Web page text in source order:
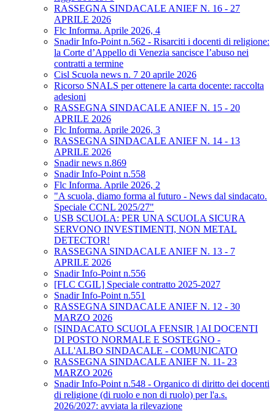
RASSEGNA SINDACALE ANIEF N. 16 - 27
APRILE 2026
Flc Informa. Aprile 2026, 4
Snadir Info-Point n.562 - Risarciti i docenti di religione:
la Corte d’Appello di Venezia sancisce l’abuso nei
contratti a termine
Cisl Scuola news n. 7 20 aprile 2026
Ricorso SNALS per ottenere la carta docente: raccolta
adesioni
RASSEGNA SINDACALE ANIEF N. 15 - 20
APRILE 2026
Flc Informa. Aprile 2026, 3
RASSEGNA SINDACALE ANIEF N. 14 - 13
APRILE 2026
Snadir news n.869
Snadir Info-Point n.558
Flc Informa. Aprile 2026, 2
"A scuola, diamo forma al futuro - News dal sindacato.
Speciale CCNL 2025/27"
USB SCUOLA: PER UNA SCUOLA SICURA
SERVONO INVESTIMENTI, NON METAL
DETECTOR!
RASSEGNA SINDACALE ANIEF N. 13 - 7
APRILE 2026
Snadir Info-Point n.556
[FLC CGIL] Speciale contratto 2025-2027
Snadir Info-Point n.551
RASSEGNA SINDACALE ANIEF N. 12 - 30
MARZO 2026
[SINDACATO SCUOLA FENSIR ] AI DOCENTI
DI POSTO NORMALE E SOSTEGNO -
ALL'ALBO SINDACALE - COMUNICATO
RASSEGNA SINDACALE ANIEF N. 11- 23
MARZO 2026
Snadir Info-Point n.548 - Organico di diritto dei docenti
di religione (di ruolo e non di ruolo) per l'a.s.
2026/2027: avviata la rilevazione